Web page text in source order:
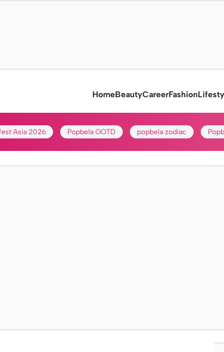
HomeBeautyCareerFashion
Asia 2026 Popbela OOTD popbela zodiac